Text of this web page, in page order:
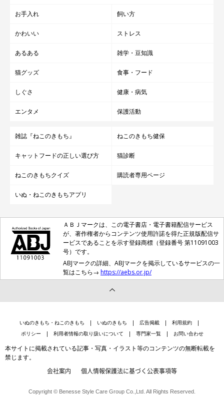
お手入れ 飼い方
かわいい ストレス
あるある 雑学・豆知識
猫グッズ 食事・フード
しぐさ 健康・病気
エンタメ 保護活動
雑誌『ねこのきもち』 ねこのきもち健保
キャットフードの正しい選び方 猫診断
ねこのきもちクイズ 購読者専用ページ
いぬ・ねこのきもちアプリ
ＡＢＪマークは、この電子書店・電子書籍配信サービス
が、著作権者からコンテンツ使用許諾を得た正規版配信サ
ービスであることを示す登録商標（登録番号 第11091003
号）です。
ABJマークの詳細、ABJマークを掲示しているサービスの一
覧はこちら→ https://aebs.or.jp/
いぬのきもち・ねこのきもち いぬのきもち 広告掲載
利用規約
ポリシー
利用者情報の取り扱いについて 専門家一覧 お問い合わせ
本サイトに掲載されている記事・写真・イラスト等のコンテンツの無断転載を
禁じます。
会社案内 個人情報保護法に基づく公表事項等
Copyright © Benesse Style Care Group Co.,Ltd. All Rights Reserved.